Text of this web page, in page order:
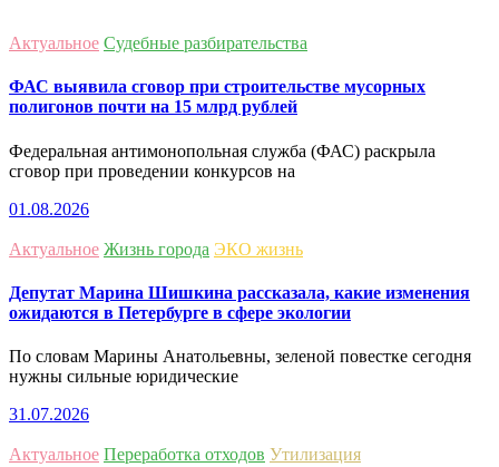
Актуальное Судебные разбирательства
ФАС выявила сговор при строительстве мусорных
полигонов почти на 15 млрд рублей
Федеральная антимонопольная служба (ФАС) раскрыла
сговор при проведении конкурсов на
01.08.2026
Актуальное Жизнь города ЭКО жизнь
Депутат Марина Шишкина рассказала, какие изменения
ожидаются в Петербурге в сфере экологии
По словам Марины Анатольевны, зеленой повестке сегодня
нужны сильные юридические
31.07.2026
Актуальное Переработка отходов Утилизация